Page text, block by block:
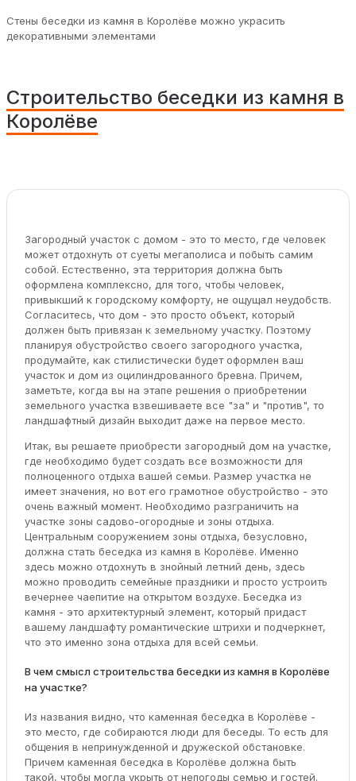
Стены беседки из камня в Королёве можно украсить
декоративными элементами
Строительство беседки из камня в
Королёве
Загородный участок с домом - это то место, где человек
может отдохнуть от суеты мегаполиса и побыть самим
собой. Естественно, эта территория должна быть
оформлена комплексно, для того, чтобы человек,
привыкший к городскому комфорту, не ощущал неудобств.
Согласитесь, что дом - это просто объект, который
должен быть привязан к земельному участку. Поэтому
планируя обустройство своего загородного участка,
продумайте, как стилистически будет оформлен ваш
участок и дом из оцилиндрованного бревна. Причем,
заметьте, когда вы на этапе решения о приобретении
земельного участка взвешиваете все "за" и "против", то
ландшафтный дизайн выходит даже на первое место.
Итак, вы решаете приобрести загородный дом на участке,
где необходимо будет создать все возможности для
полноценного отдыха вашей семьи. Размер участка не
имеет значения, но вот его грамотное обустройство - это
очень важный момент. Необходимо разграничить на
участке зоны садово-огородные и зоны отдыха.
Центральным сооружением зоны отдыха, безусловно,
должна стать беседка из камня в Королёве. Именно
здесь можно отдохнуть в знойный летний день, здесь
можно проводить семейные праздники и просто устроить
вечернее чаепитие на открытом воздухе. Беседка из
камня - это архитектурный элемент, который придаст
вашему ландшафту романтические штрихи и подчеркнет,
что это именно зона отдыха для всей семьи.
В чем смысл строительства беседки из камня в Королёве
на участке?
Из названия видно, что каменная беседка в Королёве -
это место, где собираются люди для беседы. То есть для
общения в непринужденной и дружеской обстановке.
Причем каменная беседка в Королёве должна быть
такой, чтобы могла укрыть от непогоды семью и гостей.